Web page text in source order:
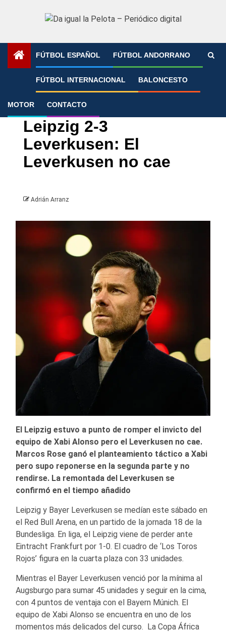
FÚTBOL ESPAÑOL FÚTBOL ANDORRANO
FÚTBOL INTERNACIONAL BALONCESTO
MOTOR CONTACTO
»
Bundesliga Fútbol Internacional
Leipzig 2-3
Leverkusen: El
Leverkusen no cae
Adrián Arranz
El Leipzig estuvo a punto de romper el invicto del
equipo de Xabi Alonso pero el Leverkusen no cae.
Marcos Rose ganó el planteamiento táctico a Xabi
pero supo reponerse en la segunda parte y no
rendirse. La remontada del Leverkusen se
confirmó en el tiempo añadido
Leipzig y Bayer Leverkusen se medían este sábado en
el Red Bull Arena, en un partido de la jornada 18 de la
Bundesliga. En liga, el Leipzig viene de perder ante
Eintracht Frankfurt por 1-0. El cuadro de ‘Los Toros
Rojos’ figura en la cuarta plaza con 33 unidades.
Mientras el Bayer Leverkusen venció por la mínima al
Augsburgo para sumar 45 unidades y seguir en la cima,
con 4 puntos de ventaja con el Bayern Múnich. El
equipo de Xabi Alonso se encuentra en uno de los
momentos más delicados del curso. La Copa África